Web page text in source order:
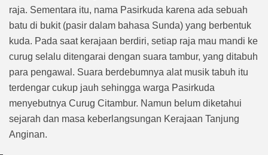
raja. Sementara itu, nama Pasirkuda karena ada sebuah
batu di bukit (pasir dalam bahasa Sunda) yang berbentuk
kuda. Pada saat kerajaan berdiri, setiap raja mau mandi ke
curug selalu ditengarai dengan suara tambur, yang ditabuh
para pengawal. Suara berdebumnya alat musik tabuh itu
terdengar cukup jauh sehingga warga Pasirkuda
menyebutnya Curug Citambur. Namun belum diketahui
sejarah dan masa keberlangsungan Kerajaan Tanjung
Anginan.